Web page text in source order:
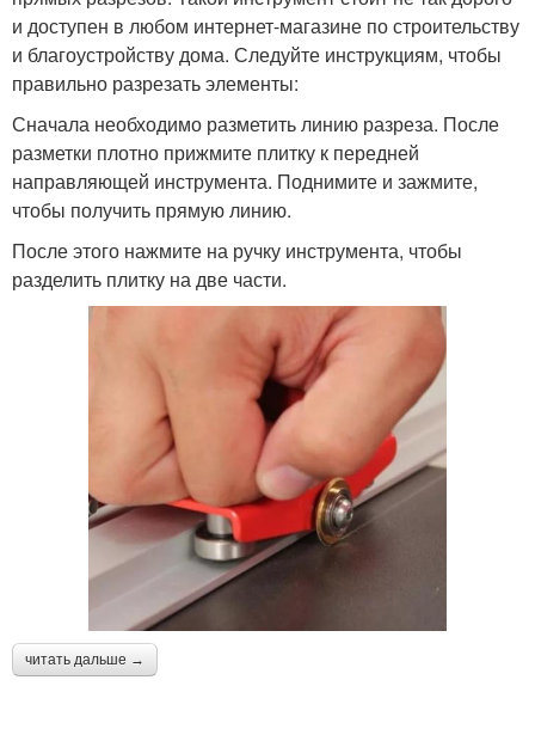
и доступен в любом интернет-магазине по строительству
и благоустройству дома. Следуйте инструкциям, чтобы
правильно разрезать элементы:
Сначала необходимо разметить линию разреза. После
разметки плотно прижмите плитку к передней
направляющей инструмента. Поднимите и зажмите,
чтобы получить прямую линию.
После этого нажмите на ручку инструмента, чтобы
разделить плитку на две части.
читать дальше →